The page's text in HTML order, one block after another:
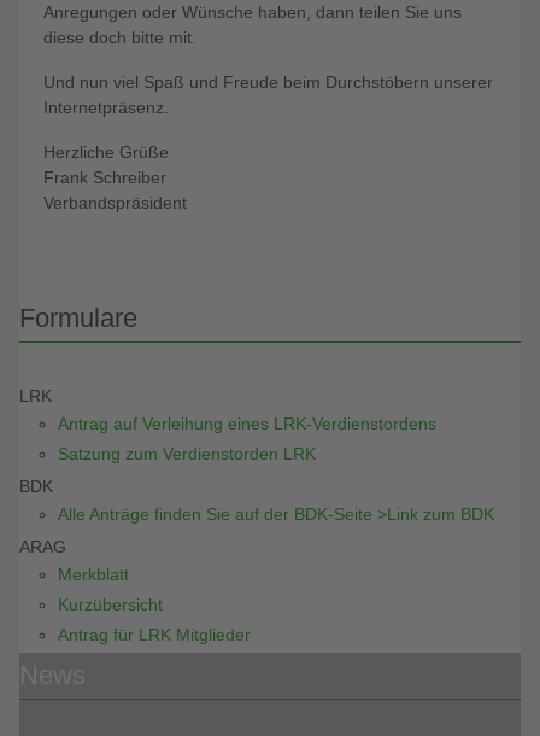
Anregungen oder Wünsche haben, dann teilen Sie uns
diese doch bitte mit.
Und nun viel Spaß und Freude beim Durchstöbern unserer
Internetpräsenz.
Herzliche Grüße
Frank Schreiber
Verbandspräsident
Formulare
LRK
Antrag auf Verleihung eines LRK-Verdienstordens
Satzung zum Verdienstorden LRK
BDK
Alle Anträge finden Sie auf der BDK-Seite >Link zum BDK
ARAG
Merkblatt
Kurzübersicht
Antrag für LRK Mitglieder